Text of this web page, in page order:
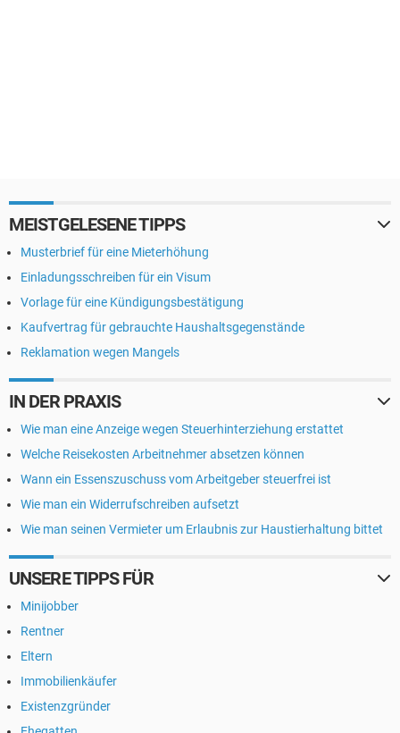
MEISTGELESENE TIPPS
Musterbrief für eine Mieterhöhung
Einladungsschreiben für ein Visum
Vorlage für eine Kündigungsbestätigung
Kaufvertrag für gebrauchte Haushaltsgegenstände
Reklamation wegen Mangels
IN DER PRAXIS
Wie man eine Anzeige wegen Steuerhinterziehung erstattet
Welche Reisekosten Arbeitnehmer absetzen können
Wann ein Essenszuschuss vom Arbeitgeber steuerfrei ist
Wie man ein Widerrufschreiben aufsetzt
Wie man seinen Vermieter um Erlaubnis zur Haustierhaltung bittet
UNSERE TIPPS FÜR
Minijobber
Rentner
Eltern
Immobilienkäufer
Existenzgründer